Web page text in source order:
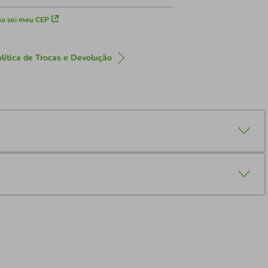
sei meu CEP
de Trocas e Devolução